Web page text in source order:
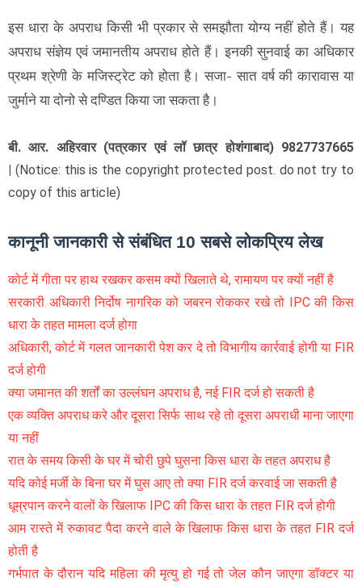
इस धारा के अपराध किसी भी प्रकार से समझौता योग्य नहीं होते हैं। यह
अपराध संज्ञेय एवं जमानतीय अपराध होते हैं। इनकी सुनवाई का अधिकार
प्रथम श्रेणी के मजिस्ट्रेट को होता है। सजा- सात वर्ष की कारावास या
जुर्माने या दोनो से दण्डित किया जा सकता है।
बी. आर. अहिरवार (पत्रकार एवं लॉ छात्र होशंगाबाद) 9827737665
| (Notice: this is the copyright protected post. do not try to
copy of this article)
कानूनी जानकारी से संबंधित 10 सबसे लोकप्रिय लेख
कोर्ट में गीता पर हाथ रखकर कसम क्यों खिलाते थे, रामायण पर क्यों नहीं है
सरकारी अधिकारी निर्दोष नागरिक को जबरन रोककर रखे तो IPC की किस
धारा के तहत मामला दर्ज होगा
अधिकारी, कोर्ट में गलत जानकारी पेश कर दे तो विभागीय कार्रवाई होगी या FIR
दर्ज होगी
क्या जमानत की शर्तों का उल्लंघन अपराध है, नई FIR दर्ज हो सकती है
एक व्यक्ति अपराध करे और दूसरा सिर्फ साथ रहे तो दूसरा अपराधी माना जाएगा
या नहीं
रात के समय किसी के घर में चोरी छुपे घुसना किस धारा के तहत अपराध है
यदि कोई मर्जी के बिना घर में घुस आए तो क्या FIR दर्ज करवाई जा सकती है
धूम्रपान करने वालों के खिलाफ IPC की किस धारा के तहत FIR दर्ज होगी
आम रास्ते में रुकावट पैदा करने वाले के खिलाफ किस धारा के तहत FIR दर्ज
होती है
गर्भपात के दौरान यदि महिला की मृत्यु हो गई तो जेल कौन जाएगा डॉक्टर या